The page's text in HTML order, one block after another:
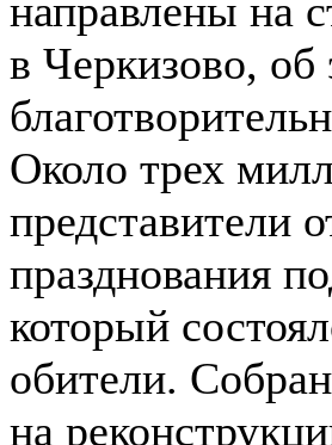
направлены на
в Черкизово,
Около трех
представители
празднования
который
обители.
на